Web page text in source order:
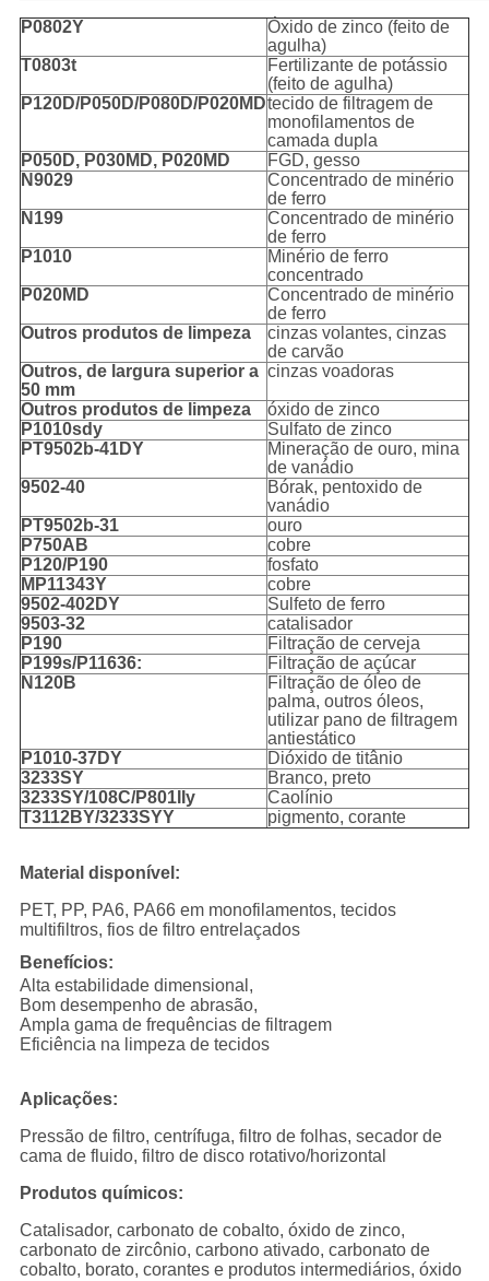
P0802Y
Óxido de zinco (feito de
agulha)
T0803t
Fertilizante de potássio
(feito de agulha)
P120D/P050D/P080D/P020MDtecido de filtragem de
monofilamentos de
camada dupla
P050D, P030MD, P020MD
FGD, gesso
N9029
Concentrado de minério
de ferro
N199
Concentrado de minério
de ferro
P1010
Minério de ferro
concentrado
P020MD
Concentrado de minério
de ferro
Outros produtos de limpeza
cinzas volantes, cinzas
de carvão
Outros, de largura superior a
50 mm
cinzas voadoras
Outros produtos de limpeza
óxido de zinco
P1010sdy
Sulfato de zinco
PT9502b-41DY
Mineração de ouro, mina
de vanádio
9502-40
Bórak, pentoxido de
vanádio
PT9502b-31
ouro
P750AB
cobre
P120/P190
fosfato
MP11343Y
cobre
9502-402DY
Sulfeto de ferro
9503-32
catalisador
P190
Filtração de cerveja
P199s/P11636:
Filtração de açúcar
N120B
Filtração de óleo de
palma, outros óleos,
utilizar pano de filtragem
antiestático
P1010-37DY
Dióxido de titânio
3233SY
Branco, preto
3233SY/108C/P801IIy
Caolínio
T3112BY/3233SYY
pigmento, corante
Material disponível:
PET, PP, PA6, PA66 em monofilamentos, tecidos
multifiltros, fios de filtro entrelaçados
Benefícios:
Alta estabilidade dimensional,
Bom desempenho de abrasão,
Ampla gama de frequências de filtragem
Eficiência na limpeza de tecidos
Aplicações:
Pressão de filtro, centrífuga, filtro de folhas, secador de
cama de fluido, filtro de disco rotativo/horizontal
Produtos químicos:
Catalisador, carbonato de cobalto, óxido de zinco,
carbonato de zircônio, carbono ativado, carbonato de
cobalto, borato, corantes e produtos intermediários, óxido